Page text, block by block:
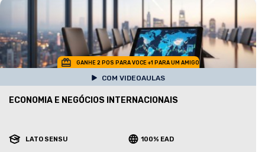
GANHE 2 POS PARA VOCE +1 PARA UM AMIGO
COM VIDEOAULAS
ECONOMIA E NEGÓCIOS INTERNACIONAIS
LATO SENSU 100% EAD